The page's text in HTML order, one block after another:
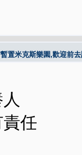
置米克斯樂園,歡迎前
任